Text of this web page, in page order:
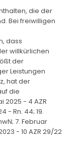
die der
Bei freiwilligen
dass
willkürlichen
der
Leistungen
hat der
die
2025 - 4 AZR
- Rn. 44; 19.
7. Februar
- 10 AZR 29/22